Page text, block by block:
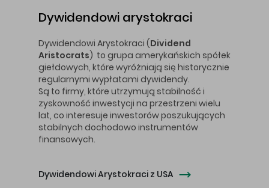
Dywidendowi arystokraci
Dywidendowi Arystokraci (Dividend
Aristocrats) to grupa amerykańskich spółek
giełdowych, które wyróżniają się historycznie
regularnymi wypłatami dywidendy.
Są to firmy, które utrzymują stabilność i
zyskowność inwestycji na przestrzeni wielu
lat, co interesuje inwestorów poszukujących
stabilnych dochodowo instrumentów
finansowych.
Dywidendowi Arystokraci z USA